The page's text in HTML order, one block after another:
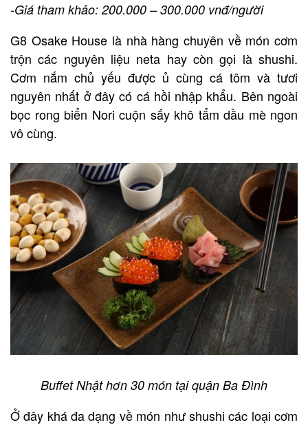
-Giá tham khảo: 200.000 – 300.000 vnđ/người
G8 Osake House là nhà hàng chuyên về món cơm
trộn các nguyên liệu neta hay còn gọi là shushi.
Cơm nắm chủ yếu được ủ cùng cá tôm và tươi
nguyên nhất ở đây có cá hồi nhập khẩu. Bên ngoài
bọc rong biển Nori cuộn sấy khô tẩm dầu mè ngon
vô cùng.
Buffet Nhật hơn 30 món tại quận Ba Đình
Ở đây khá đa dạng về món như shushi các loại cơm